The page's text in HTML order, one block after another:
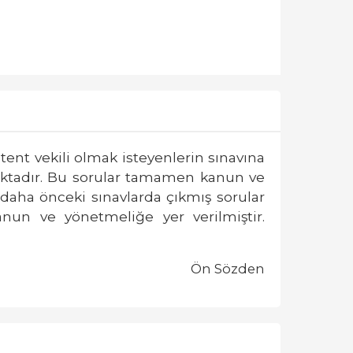
vekili olmak isteyenlerin sınavına
Bu sorular tamamen kanun ve
önceki sınavlarda çıkmış sorular
ve yönetmeliğe yer verilmiştir.
Ön Sözden